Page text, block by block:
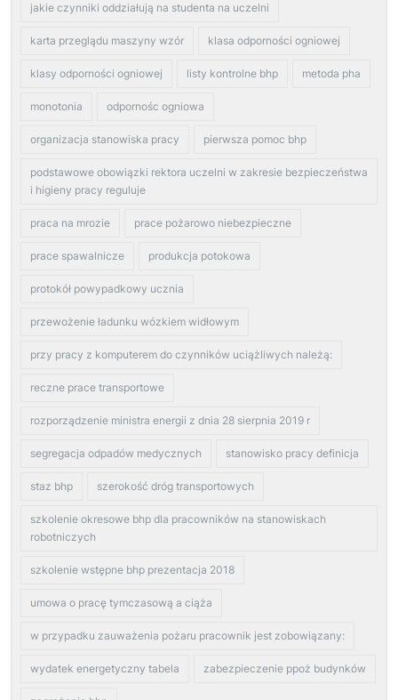
jakie czynniki oddziałują na studenta na uczelni
karta przeglądu maszyny wzór klasa odporności ogniowej
klasy odporności ogniowej listy kontrolne bhp metoda pha
monotonia odpornośc ogniowa
organizacja stanowiska pracy pierwsza pomoc bhp
podstawowe obowiązki rektora uczelni w zakresie bezpieczeństwa
i higieny pracy reguluje
praca na mrozie prace pożarowo niebezpieczne
prace spawalnicze produkcja potokowa
protokół powypadkowy ucznia
przewożenie ładunku wózkiem widłowym
przy pracy z komputerem do czynników uciążliwych należą:
reczne prace transportowe
rozporządzenie ministra energii z dnia 28 sierpnia 2019 r
segregacja odpadów medycznych stanowisko pracy definicja
staz bhp szerokość dróg transportowych
szkolenie okresowe bhp dla pracowników na stanowiskach
robotniczych
szkolenie wstępne bhp prezentacja 2018
umowa o pracę tymczasową a ciąża
w przypadku zauważenia pożaru pracownik jest zobowiązany:
wydatek energetyczny tabela zabezpieczenie ppoż budynków